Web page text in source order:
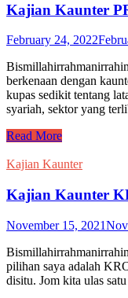
Kajian Kaunter
February 24, 2022
berkenaan dengan
kupas sedikit tentang
syariah, sektor yang
Kajian
PRESTAR
Feb
22
Read More
Kajian Kaunter
Kajian Kaunter
November 15, 2021
pilihan saya adalah
disitu. Jom kita ulas